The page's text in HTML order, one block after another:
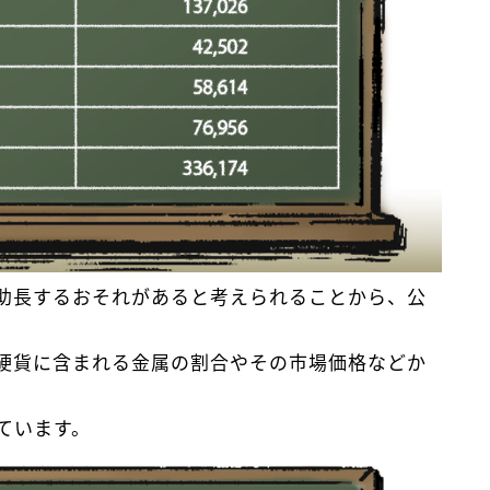
するおそれがあると考えられることから、公
に含まれる金属の割合やその市場価格などか
ます。